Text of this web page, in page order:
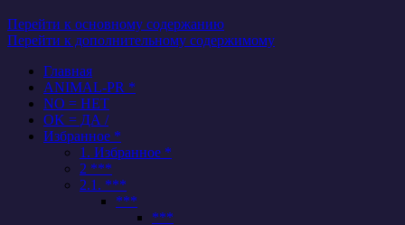
Перейти к основному содержанию
Перейти к дополнительному содержимому
Главная
ANIMAL-PR *
NO = НЕТ
OK = ДА /
Избранное *
1. Избранное *
2 ***
2.1. ***
***
***